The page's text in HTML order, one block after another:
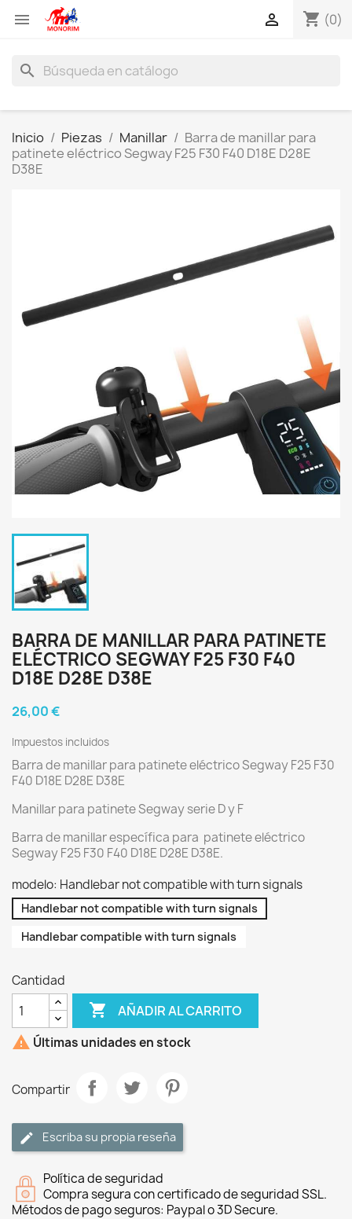
 shopping_cart (0)

search
Inicio Piezas Manillar
Barra de manillar para
patinete eléctrico Segway F25 F30 F40 D18E D28E
D38E
BARRA DE MANILLAR PARA PATINETE
ELÉCTRICO SEGWAY F25 F30 F40
D18E D28E D38E
26,00 €
Impuestos incluidos
Barra de manillar para patinete eléctrico Segway F25 F30
F40 D18E D28E D38E
Manillar para patinete Segway serie D y F
Barra de manillar específica para patinete eléctrico
Segway F25 F30 F40 D18E D28E D38E.
modelo: Handlebar not compatible with turn signals
Handlebar not compatible with turn signals
Handlebar compatible with turn signals
Cantidad
 AÑADIR AL CARRITO
 Últimas unidades en stock
Compartir
Escriba su propia reseña
Política de seguridad
Compra segura con certificado de seguridad SSL.
Métodos de pago seguros: Paypal o 3D Secure.